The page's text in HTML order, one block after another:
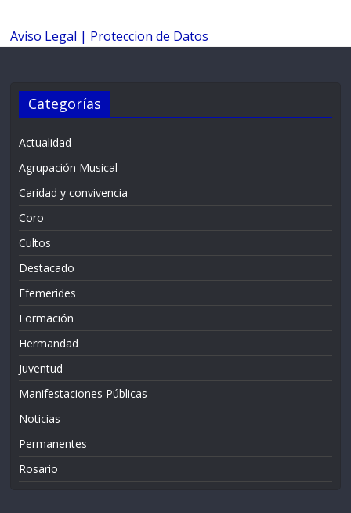
Aviso Legal | Proteccion de Datos
Categorías
Actualidad
Agrupación Musical
Caridad y convivencia
Coro
Cultos
Destacado
Efemerides
Formación
Hermandad
Juventud
Manifestaciones Públicas
Noticias
Permanentes
Rosario